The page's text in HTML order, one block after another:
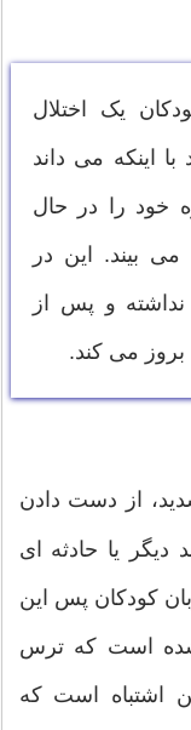
یک اختلال
اینکه می داند
خود را در حال
بیند. این در
و پس از
می کند.
از دست دادن
دیگر یا حادثه ای
کودکان پس این
است که ترس
اشتباه است که